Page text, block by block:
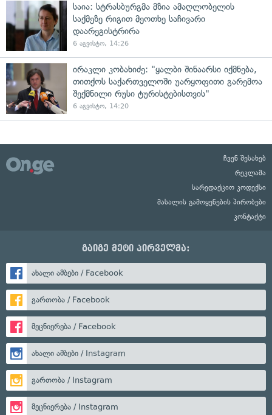
საია: სტრასბურგმა მზია ამაღლობელის
საქმეზე რიგით მეოთხე საჩივარი
დაარეგისტრირა
6 აგვისტო, 14:26
ირაკლი კობახიძე: "ყალბი შინაარსი იქმნება,
თითქოს საქართველოში უარყოფითი გარემოა
შექმნილი რუსი ტურისტებისთვის"
6 აგვისტო, 14:20
ჩვენ შესახებ
რეკლამა
სარედაქციო კოდექსი
მასალის გამოყენების პირობები
კონტაქტი
გაიგე მეტი პირველმა:
ახალი ამბები / Facebook
გართობა / Facebook
მეცნიერება / Facebook
ახალი ამბები / Instagram
გართობა / Instagram
მეცნიერება / Instagram